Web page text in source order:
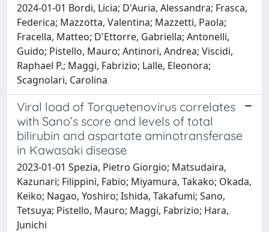
2024-01-01 Bordi, Licia; D'Auria, Alessandra; Frasca,
Federica; Mazzotta, Valentina; Mazzetti, Paola;
Fracella, Matteo; D'Ettorre, Gabriella; Antonelli,
Guido; Pistello, Mauro; Antinori, Andrea; Viscidi,
Raphael P.; Maggi, Fabrizio; Lalle, Eleonora;
Scagnolari, Carolina
Viral load of Torquetenovirus correlates
with Sano’s score and levels of total
bilirubin and aspartate aminotransferase
in Kawasaki disease
2023-01-01 Spezia, Pietro Giorgio; Matsudaira,
Kazunari; Filippini, Fabio; Miyamura, Takako; Okada,
Keiko; Nagao, Yoshiro; Ishida, Takafumi; Sano,
Tetsuya; Pistello, Mauro; Maggi, Fabrizio; Hara,
Junichi